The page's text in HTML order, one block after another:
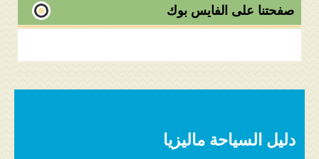
صفحتنا على الفايس بوك
دليل السياحة ماليزيا